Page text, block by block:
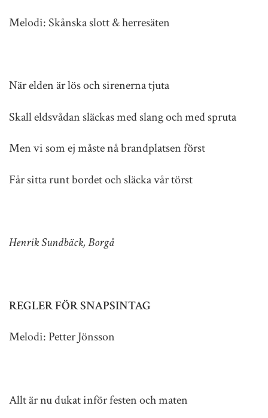
Melodi: Skånska slott & herresäten
När elden är lös och sirenerna tjuta
Skall eldsvådan släckas med slang och med spruta
Men vi som ej måste nå brandplatsen först
Får sitta runt bordet och släcka vår törst
Henrik Sundbäck, Borgå
REGLER FÖR SNAPSINTAG
Melodi: Petter Jönsson
Allt är nu dukat inför festen och maten